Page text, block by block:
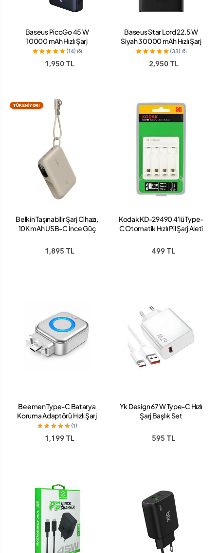
Baseus PicoGo 45 W
10000 mAh Hızlı Şarj
Powerbank
(14)
1,950 TL
Baseus Star Lord 22.5 W
Siyah 30000 mAh Hızlı Şarj
Powerbank
(33)
2,950 TL
TÜKENİYOR!
Belkin Taşınabilir Şarj Cihazı,
10K mAh USB-C İnce Güç
Dijital Pil Göstergesi, 20W
Hızlı Şarj, iPhone 16, 15 Serisi,
1,895 TL
Kodak KD-29490 4'lü Type-
C Otomatik Hızlı Pil Şarj Aleti
499 TL
Beemen Type-C Batarya
Koruma Adaptörü Hızlı Şarj
Destekli X01
(1)
1,199 TL
Yk Design 67 W Type-C Hızlı
Şarj Başlık Set
595 TL